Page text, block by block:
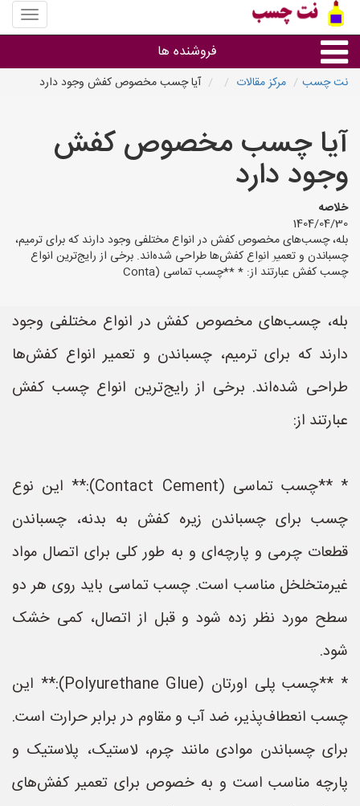
منوی
سایت
چسب
فروشنده ها
استان ها
نت چسب مرکز مقالات آیا چسب مخصوص کفش وجود دارد
آیا چسب مخصوص کفش
وجود دارد
خلاصه
1404/04/30
بله، چسب‌های مخصوص کفش در انواع مختلفی وجود دارند که برای ترمیم،
چسباندن و تعمیر انواع کفش‌ها طراحی شده‌اند. برخی از رایج‌ترین انواع
چسب کفش عبارتند از: * **چسب تماسی (Conta
بله، چسب‌های مخصوص کفش در انواع مختلفی وجود
دارند که برای ترمیم، چسباندن و تعمیر انواع کفش‌ها
طراحی شده‌اند. برخی از رایج‌ترین انواع چسب کفش
عبارتند از:
* **چسب تماسی (Contact Cement):** این نوع
چسب برای چسباندن زیره کفش به بدنه، چسباندن
قطعات چرمی و پارچه‌ای و به طور کلی برای اتصال مواد
غیرمتخلخل مناسب است. چسب تماسی باید روی هر دو
سطح مورد نظر زده شود و قبل از اتصال، کمی خشک
شود.
* **چسب پلی اورتان (Polyurethane Glue):** این
چسب انعطاف‌پذیر، ضد آب و مقاوم در برابر حرارت است.
برای چسباندن موادی مانند چرم، لاستیک، پلاستیک و
پارچه مناسب است و به خصوص برای تعمیر کفش‌های